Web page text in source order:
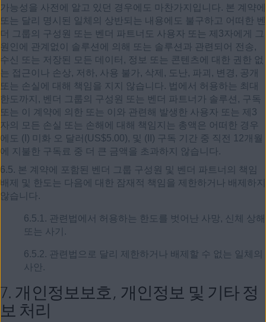
가능성을 사전에 알고 있던 경우에도 마찬가지입니다. 본 계약에
또는 달리 명시된 일체의 상반되는 내용에도 불구하고 어떠한 벤
더 그룹의 구성원 또는 벤더 파트너도 사용자 또는 제3자에게 그
원인에 관계없이 솔루션에 의해 또는 솔루션과 관련되어 전송,
수신 또는 저장된 모든 데이터, 정보 또는 콘텐츠에 대한 권한 없
는 접근이나 손상, 저하, 사용 불가, 삭제, 도난, 파괴, 변경, 공개
또는 손실에 대해 책임을 지지 않습니다. 법에서 허용하는 최대
한도까지, 벤더 그룹의 구성원 또는 벤더 파트너가 솔루션, 구독
또는 이 계약에 의한 또는 이와 관련해 발생한 사용자 또는 제3
자의 모든 손실 또는 손해에 대해 책임지는 총액은 어떠한 경우
에도 (I) 미화 오 달러(US$5.00), 및 (II) 구독 기간 중 직전 12개월
에 지불한 구독료 중 더 큰 금액을 초과하지 않습니다.
6.5. 본 계약에 포함된 벤더 그룹 구성원 및 벤더 파트너의 책임
배제 및 한도는 다음에 대한 잠재적 책임을 제한하거나 배제하지
않습니다.
6.5.1. 관련법에서 허용하는 한도를 벗어난 사망, 신체 상해
또는 사기.
6.5.2. 관련법으로 달리 제한하거나 배제할 수 없는 일체의
사안.
7. 개인정보보호, 개인정보 및 기타 정
보 처리